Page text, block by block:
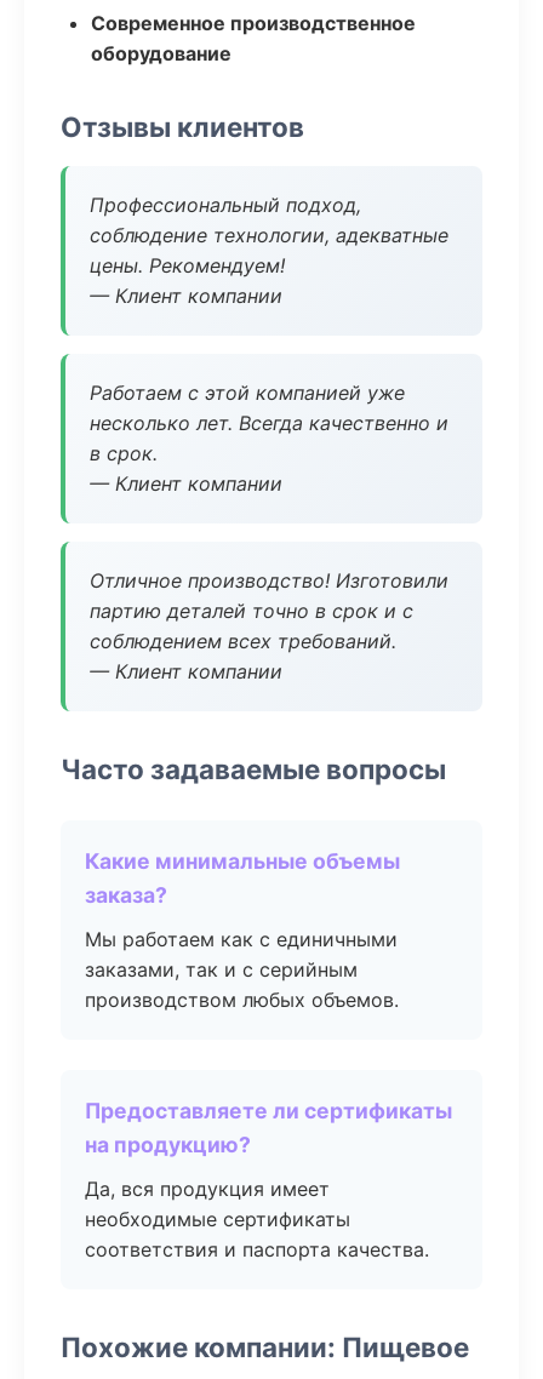
Современное производственное
оборудование
Отзывы клиентов
Профессиональный подход,
соблюдение технологии, адекватные
цены. Рекомендуем!
— Клиент компании
Работаем с этой компанией уже
несколько лет. Всегда качественно и
в срок.
— Клиент компании
Отличное производство! Изготовили
партию деталей точно в срок и с
соблюдением всех требований.
— Клиент компании
Часто задаваемые вопросы
Какие минимальные объемы
заказа?
Мы работаем как с единичными
заказами, так и с серийным
производством любых объемов.
Предоставляете ли сертификаты
на продукцию?
Да, вся продукция имеет
необходимые сертификаты
соответствия и паспорта качества.
Похожие компании: Пищевое